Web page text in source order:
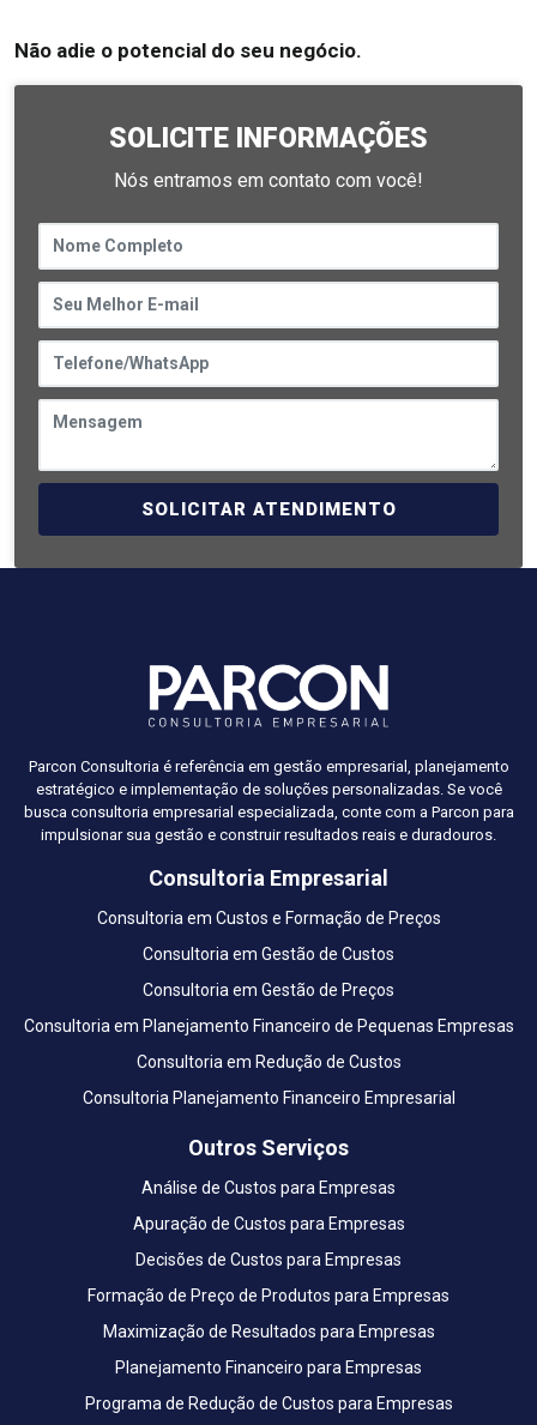
Não adie o potencial do seu negócio.
SOLICITE INFORMAÇÕES
Nós entramos em contato com você!
SOLICITAR ATENDIMENTO
Parcon Consultoria é referência em gestão empresarial, planejamento
estratégico e implementação de soluções personalizadas. Se você
busca consultoria empresarial especializada, conte com a Parcon para
impulsionar sua gestão e construir resultados reais e duradouros.
Consultoria Empresarial
Consultoria em Custos e Formação de Preços
Consultoria em Gestão de Custos
Consultoria em Gestão de Preços
Consultoria em Planejamento Financeiro de Pequenas Empresas
Consultoria em Redução de Custos
Consultoria Planejamento Financeiro Empresarial
Outros Serviços
Análise de Custos para Empresas
Apuração de Custos para Empresas
Decisões de Custos para Empresas
Formação de Preço de Produtos para Empresas
Maximização de Resultados para Empresas
Planejamento Financeiro para Empresas
Programa de Redução de Custos para Empresas